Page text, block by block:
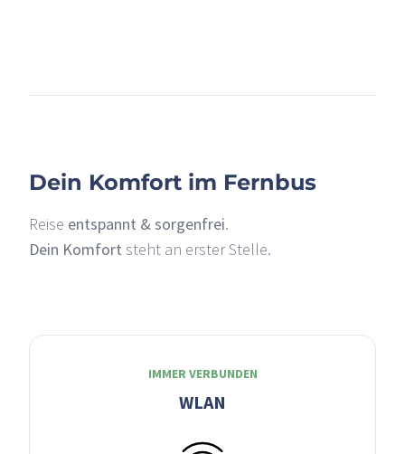
Dein Komfort im Fernbus
Reise entspannt & sorgenfrei.
Dein Komfort steht an erster Stelle.
IMMER VERBUNDEN
WLAN